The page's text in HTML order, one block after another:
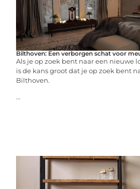
Bilthoven: Een verborgen schat voor
Als je op zoek bent naar een nieuwe
is de kans groot dat je op zoek bent
Bilthoven.
...